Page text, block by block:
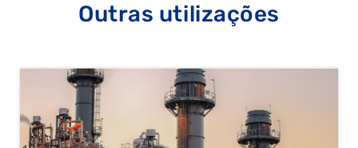
Outras utilizações